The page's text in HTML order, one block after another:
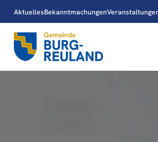
AktuellesBekanntmachungen